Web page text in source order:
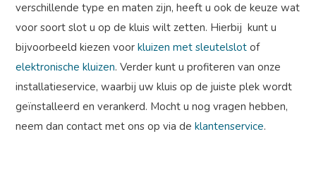
verschillende type en maten zijn, heeft u ook de keuze wat
voor soort slot u op de kluis wilt zetten. Hierbij kunt u
bijvoorbeeld kiezen voorkluizen met sleutelslot of
elektronische kluizen. Verder kunt u profiteren van onze
installatieservice, waarbij uw kluis op de juiste plek wordt
geïnstalleerd en verankerd. Mocht u nog vragen hebben,
neem dan contact met ons op via deklantenservice.